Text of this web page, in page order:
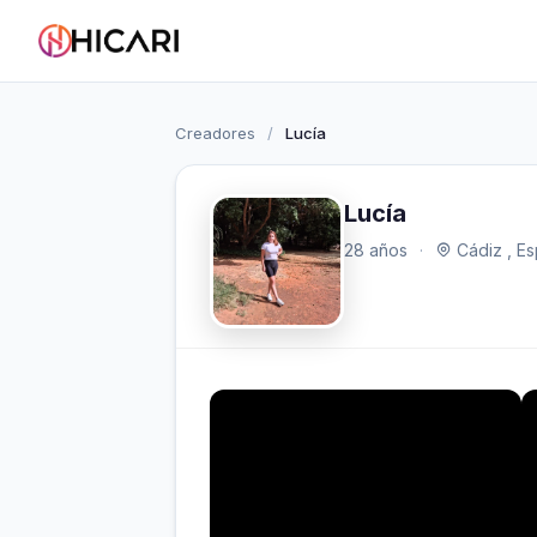
Creadores / Lucía
Lucía
28 años · Cádiz ,